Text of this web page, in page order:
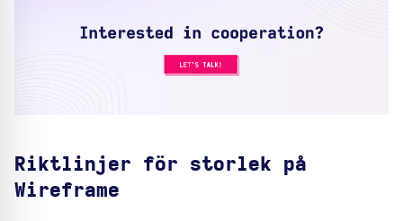
Riktlinjer för storlek på
Wireframe